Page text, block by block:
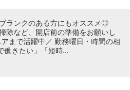
ランクのある方にもオススメ◎
除など、開店前の準備をお願いし
まで活躍中／ 勤務曜日・時間の相
働きたい」「短時...